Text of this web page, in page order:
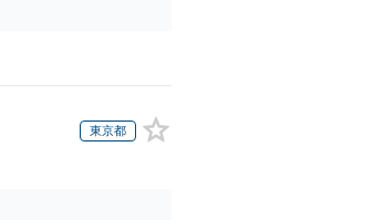
東京都